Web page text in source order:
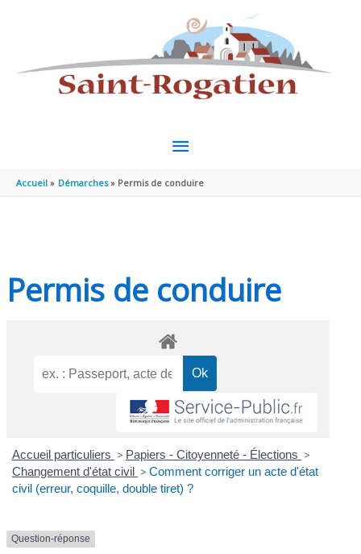
MENU
PRINCIPAL
Accueil Démarches Permis de conduire
Permis de conduire
Accueil particuliers > Papiers - Citoyenneté - Élections >
Changement d'état civil > Comment corriger un acte d'état
civil (erreur, coquille, double tiret) ?
Question-réponse